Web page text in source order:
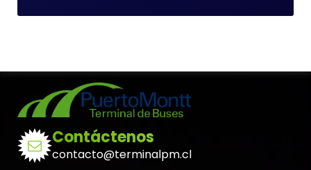
Contáctenos
contacto@terminalpm.cl